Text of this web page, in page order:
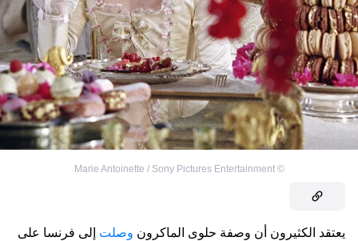
©
Marie Antoinette / Sony Pictures Entertainment
يعتقد الكثيرون أن وصفة حلوى الماكرون وصلت إلى فرنسا على